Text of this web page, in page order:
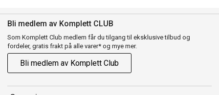
Bli medlem av Komplett CLUB
Som Komplett Club medlem får du tilgang til eksklusive tilbud og
fordeler, gratis frakt på alle varer* og mye mer.
Bli medlem av Komplett Club